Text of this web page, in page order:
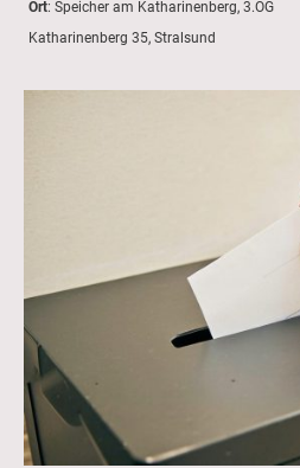
Ort: Speicher am Katharinenberg, 3.OG
Katharinenberg 35, Stralsund